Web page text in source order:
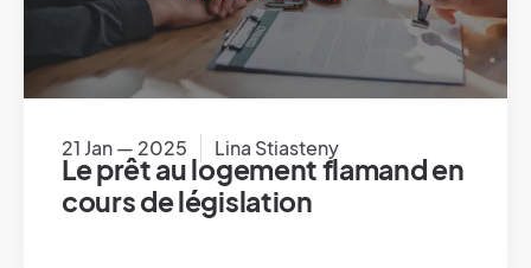
21 Jan — 2025 Lina Stiasteny
Le prêt au logement flamand en
cours de législation